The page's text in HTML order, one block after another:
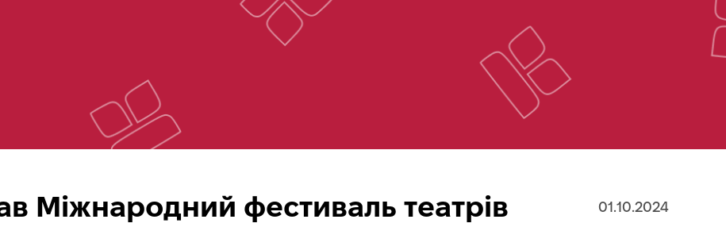
Міжнародний фестиваль театрів
01.10.2024